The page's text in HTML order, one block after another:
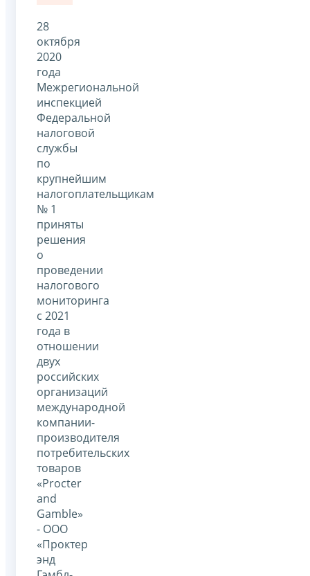
28
октября
2020
года
Межрегиональной
инспекцией
Федеральной
налоговой
службы
по
крупнейшим
налогоплательщикам
№ 1
приняты
решения
о
проведении
налогового
мониторинга
с 2021
года в
отношении
двух
российских
организаций
международной
компании-
производителя
потребительских
товаров
«Procter
and
Gamble»
- ООО
«Проктер
энд